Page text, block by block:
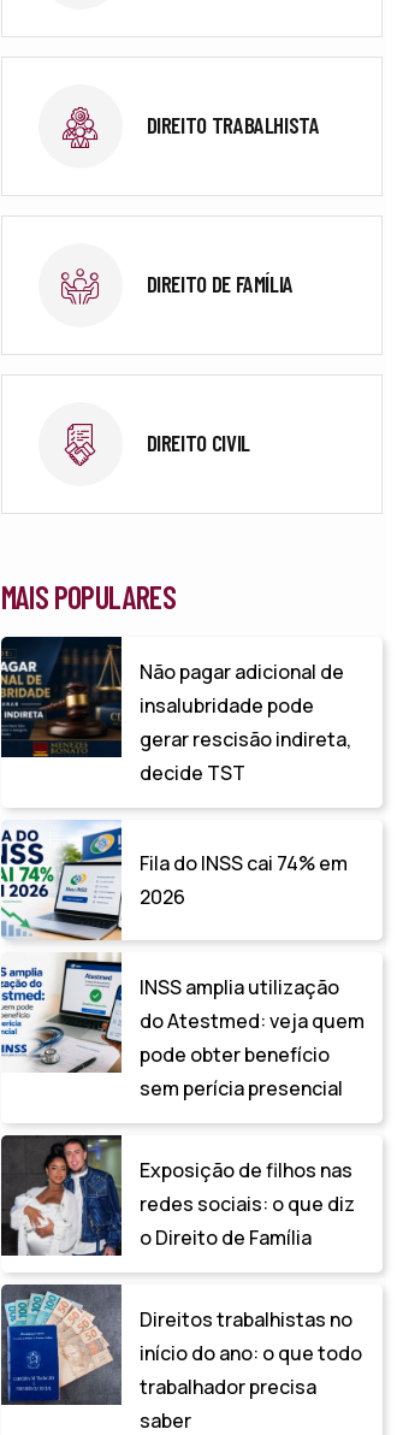
DIREITO TRABALHISTA
DIREITO DE FAMÍLIA
DIREITO CIVIL
MAIS POPULARES
Não pagar adicional de
insalubridade pode
gerar rescisão indireta,
decide TST
Fila do INSS cai 74% em
2026
INSS amplia utilização
do Atestmed: veja quem
pode obter benefício
sem perícia presencial
Exposição de filhos nas
redes sociais: o que diz
o Direito de Família
Direitos trabalhistas no
início do ano: o que todo
trabalhador precisa
saber